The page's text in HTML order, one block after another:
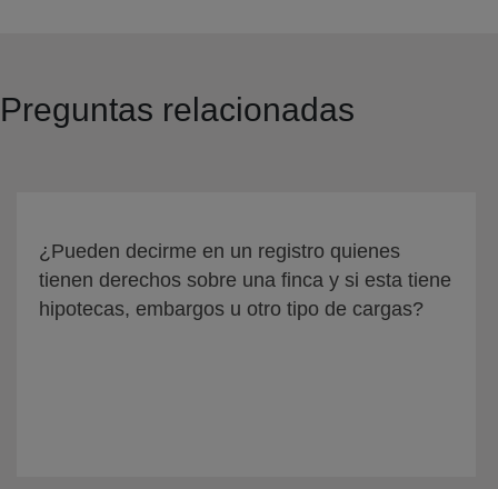
Preguntas relacionadas
¿Pueden decirme en un registro quienes
tienen derechos sobre una finca y si esta tiene
hipotecas, embargos u otro tipo de cargas?